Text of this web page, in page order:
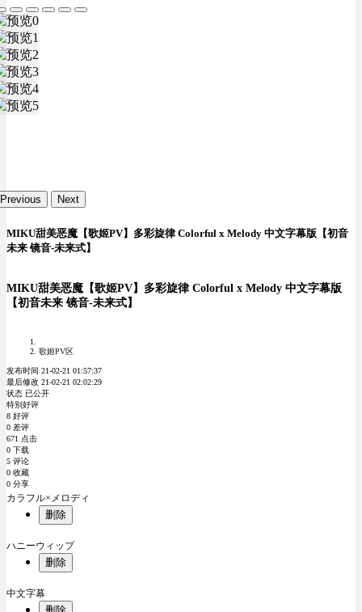
Previous Next
MIKU甜美恶魔【歌姬PV】多彩旋律 Colorful x Melody 中文字幕版【初音
未来 镜音-未来式】
MIKU甜美恶魔【歌姬PV】多彩旋律 Colorful x Melody 中文字幕版
【初音未来 镜音-未来式】
歌姬PV区
发布时间 21-02-21 01:57:37
最后修改 21-02-21 02:02:29
状态 已公开
特别好评
8 好评
0 差评
671 点击
0 下载
5 评论
0 收藏
0 分享
カラフル×メロディ
删除
ハニーウィップ
删除
中文字幕